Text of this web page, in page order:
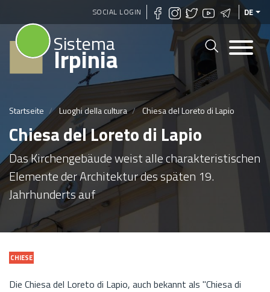
Direkt
zum
SOCIAL LOGIN DE
Sistema
Irpinia
Startseite Luoghi della cultura Chiesa del Loreto di Lapio
Chiesa del Loreto di Lapio
Das Kirchengebäude weist alle charakteristischen
Elemente der Architektur des späten 19.
Jahrhunderts auf
CHIESE
Die Chiesa del Loreto di Lapio, auch bekannt als "Chiesa di